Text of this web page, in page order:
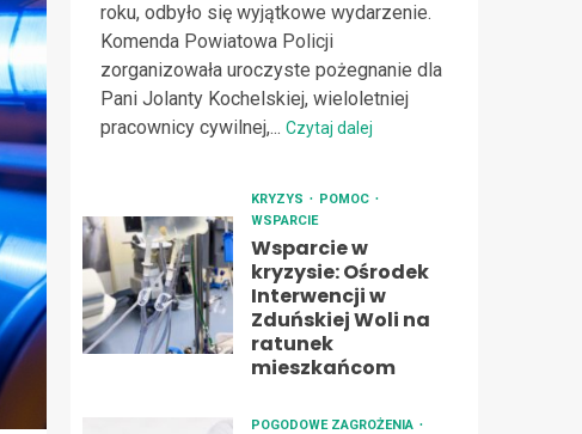
roku, odbyło się wyjątkowe wydarzenie.
Komenda Powiatowa Policji
zorganizowała uroczyste pożegnanie dla
Pani Jolanty Kochelskiej, wieloletniej
pracownicy cywilnej,... Czytaj dalej
KRYZYS
POMOC
WSPARCIE
Wsparcie w
kryzysie: Ośrodek
Interwencji w
Zduńskiej Woli na
ratunek
mieszkańcom
POGODOWE ZAGROŻENIA